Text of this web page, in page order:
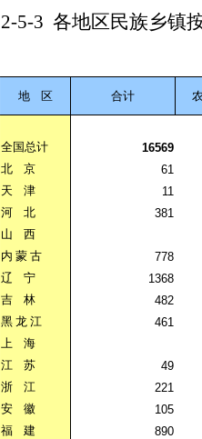
2-5-3 各地区民族乡镇
地 区 合计
全国总计 16569
北
京 61
天
津 11
河
北 381
山
西
内 蒙 古 778
辽
宁 1368
吉
林 482
黑 龙 江 461
上
海
江
苏 49
浙
江 221
安
徽 105
福
建 890